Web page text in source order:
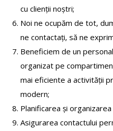
cu clienţii noştri;
Noi ne ocupăm de tot,
ne contactaţi, să ne
Beneficiem de un
organizat pe
mai eficiente a activităţii
modern;
Planificarea şi
Asigurarea contactului